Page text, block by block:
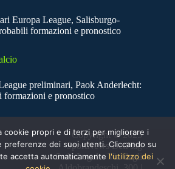
Europa League, Salisburgo-
formazioni e pronostico
preliminari, Paok Anderlecht:
formazioni e pronostico
Copyright © 2025
SportNews BetFlag
Sede Legale: Via degli
cookie propri e di terzi per migliorare i
preferenze dei suoi utenti. Cliccando su
accetta automaticamente l'utilizzo dei